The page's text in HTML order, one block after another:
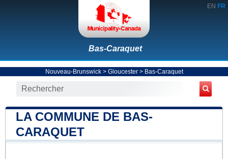
EN FR
Bas-Caraquet
Nouveau-Brunswick> Gloucester> Bas-Caraquet
LA COMMUNE DE BAS-
CARAQUET